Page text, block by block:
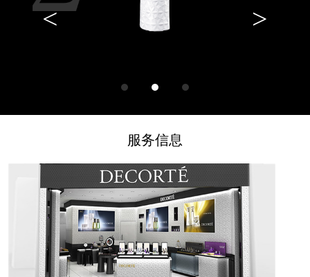
黛珂AQ舒活耀白乳液
< >
服务信息